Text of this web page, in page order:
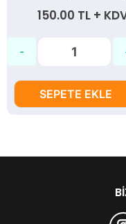
150.00 TL +
SEPETE EKLE